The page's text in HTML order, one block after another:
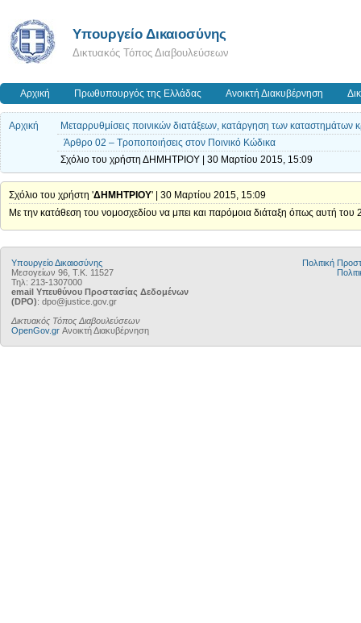
Υπουργείο Δικαιοσύνης
Δικτυακός Τόπος Διαβουλεύσεων
Αρχική Πρωθυπουργός της Ελλάδας Ανοικτή Διακυβέρνηση
Αρχική
Μεταρρυθμίσεις ποινικών διατάξεων, κατάργηση των καταστημάτων
Άρθρο 02 – Τροποποιήσεις στον Ποινικό Κώδικα
Σχόλιο του χρήστη ΔΗΜΗΤΡΙΟΥ | 30 Μαρτίου 2015, 15:09
Σχόλιο του χρήστη 'ΔΗΜΗΤΡΙΟΥ' | 30 Μαρτίου 2015, 15:09
Με την κατάθεση του νομοσχεδίου να μπει και παρόμοια διάταξη όπως αυτή του
Υπουργείο Δικαιοσύνης
Μεσογείων 96, Τ.Κ. 11527
Τηλ: 213-1307000
email Υπευθύνου Προστασίας Δεδομένων
(DPO): dpo@justice.gov.gr
Δικτυακός Τόπος Διαβουλεύσεων
OpenGov.gr Ανοικτή Διακυβέρνηση
Πολιτική